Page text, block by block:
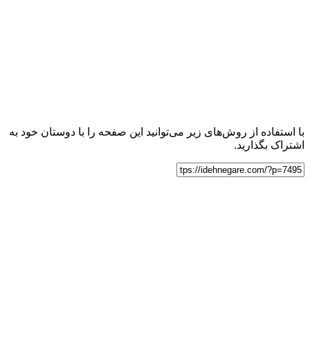
با استفاده از روش‌های زیر می‌توانید این صفحه را با دوستان خود به
اشتراک بگذارید.